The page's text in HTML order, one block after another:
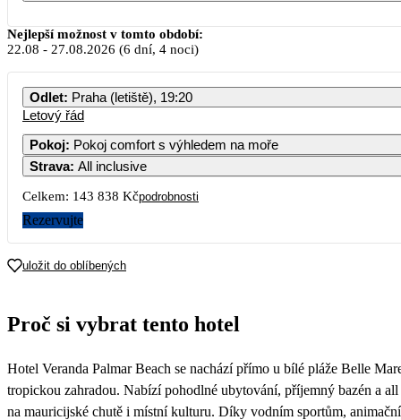
Srpen 2026
PO ÚT ST ČT PÁ
65 829 52 819
51 239
Nejlepší možnost v tomto období:
22.08 - 27.08.2026 (6 dní, 4 noci)
Odlet: Praha (letiště), 19:20
Letový řád
Pokoj:
Pokoj comfort s výhledem na moře
Strava: All inclusive
Celkem: 143 838 Kčpodrobnosti
Rezervujte
uložit do oblíbených
Proč si vybrat tento hotel
Hotel Veranda Palmar Beach se nachází přímo u bílé pláže Belle
tropickou zahradou. Nabízí pohodlné ubytování, příjemný bazén a
na mauricijské chutě i místní kulturu. Díky vodním sportům,